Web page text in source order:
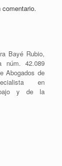
comentario.
Bayé Rubio,
núm. 42.089
Abogados de
en
y de la